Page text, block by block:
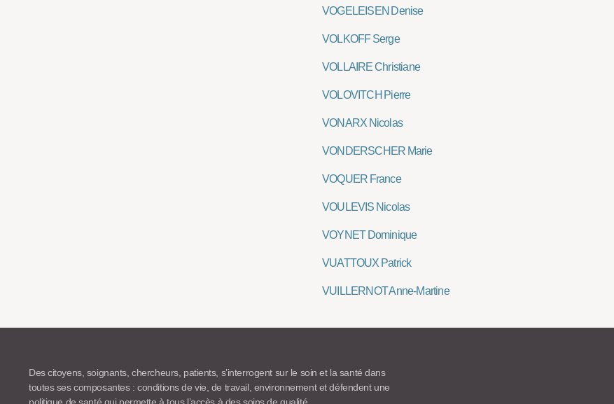
VOGELEISEN Denise
VOLKOFF Serge
VOLLAIRE Christiane
VOLOVITCH Pierre
VONARX Nicolas
VONDERSCHER Marie
VOQUER France
VOULEVIS Nicolas
VOYNET Dominique
VUATTOUX Patrick
VUILLERNOT Anne-Martine
Des citoyens, soignants, chercheurs, patients, s’interrogent sur le soin et la santé dans
toutes ses composantes : conditions de vie, de travail, environnement et défendent une